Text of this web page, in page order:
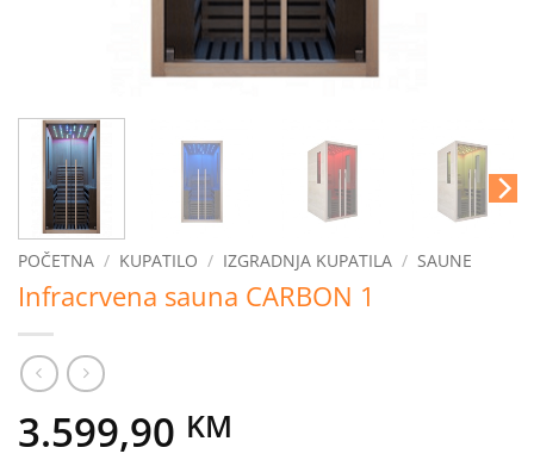
POČETNA / KUPATILO / IZGRADNJA KUPATILA / SAUNE
Infracrvena sauna CARBON 1
3.599,90 KM